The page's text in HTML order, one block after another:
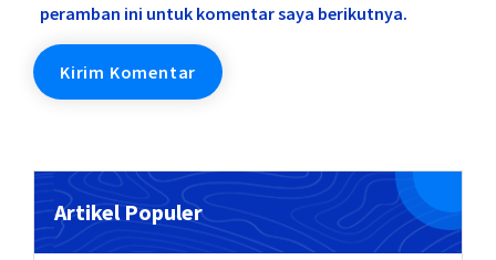
peramban ini untuk komentar saya berikutnya.
Artikel Populer